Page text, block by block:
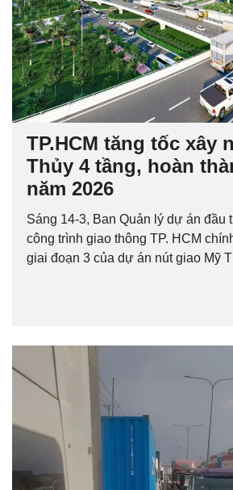
TP.HCM tăng tốc xây
Thủy 4 tầng, hoàn
năm 2026
Sáng 14-3, Ban Quản lý dự án đầu
công trình giao thông TP. HCM
giai đoạn 3 của dự án nút giao Mỹ